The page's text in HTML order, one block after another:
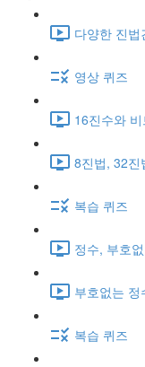
다양한 진
영상 퀴즈
16진수와
8진법, 32진
복습 퀴즈
정수, 부호
부호없는
복습 퀴즈